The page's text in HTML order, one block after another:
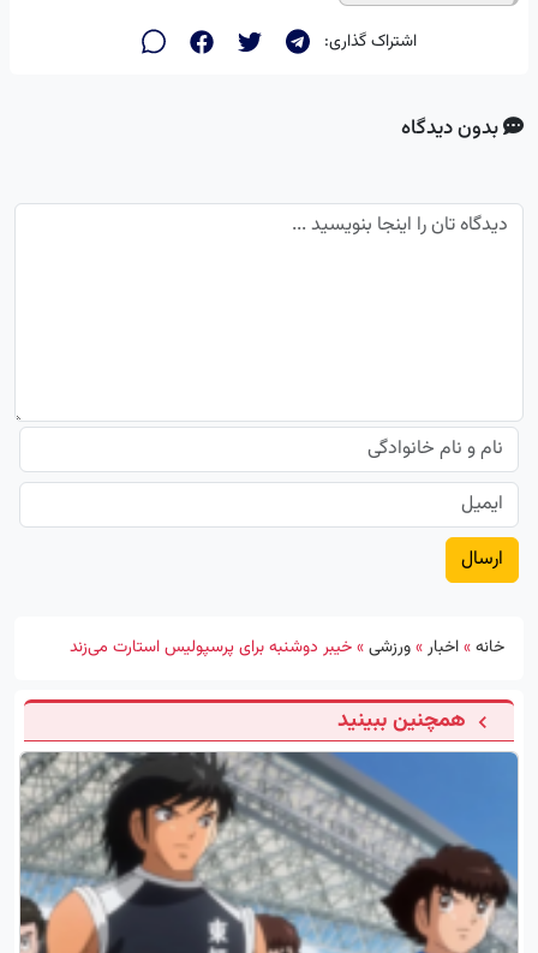
اشتراک گذاری:
بدون دیدگاه
خانه»اخبار»ورزشی»خیبر دوشنبه برای پرسپولیس استارت می‌زند
همچنین ببینید